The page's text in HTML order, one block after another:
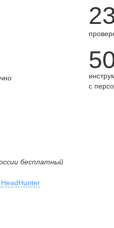
с
бесплатный